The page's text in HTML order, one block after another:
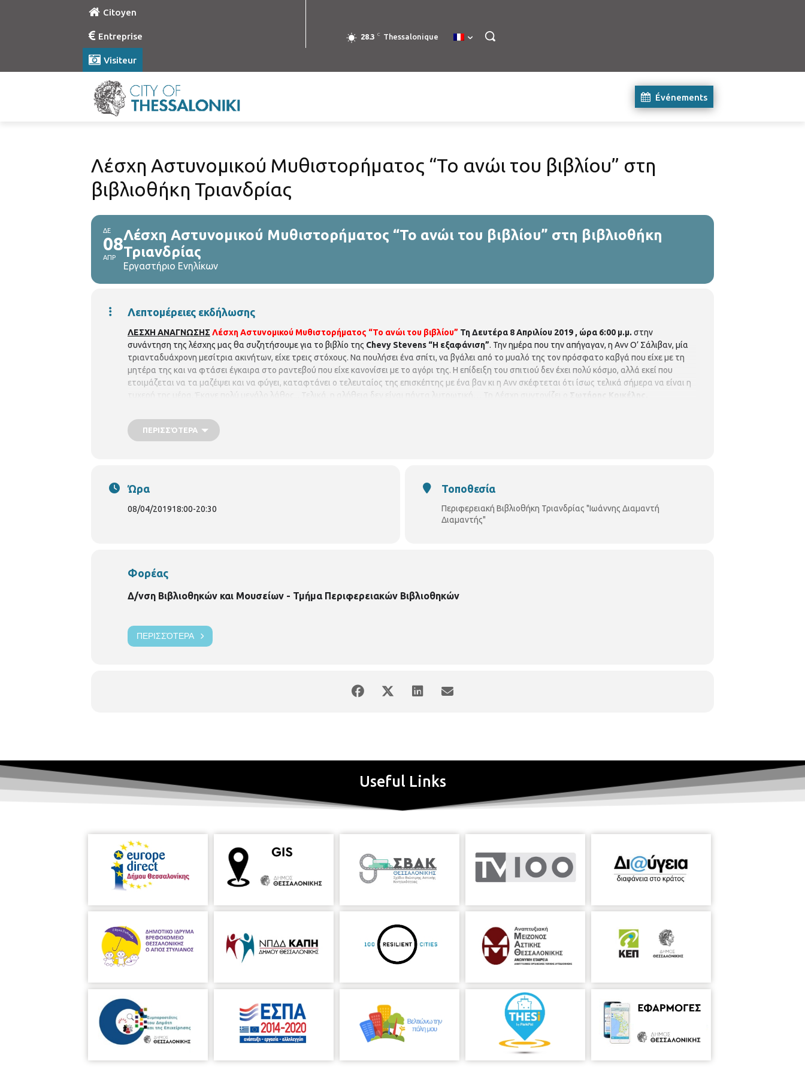
Citoyen
Entreprise
Visiteur
28.3 C Thessalonique
Événements
Λέσχη Αστυνομικού Μυθιστορήματος “Το ανώι του βιβλίου” στη
βιβλιοθήκη Τριανδρίας
ΔΕ
08
ΑΠΡ
Λέσχη Αστυνομικού Μυθιστορήματος “Το ανώι του βιβλίου” στη βιβλιοθήκη
Τριανδρίας
Εργαστήριο Ενηλίκων
Λεπτομέρειες εκδήλωσης
ΛΕΣΧΗ ΑΝΑΓΝΩΣΗΣ Λέσχη Αστυνομικού Μυθιστορήματος “Το ανώι του βιβλίου” Τη Δευτέρα 8Απριλίου 2019 , ώρα 6:00 μ.μ. στην
συνάντηση της λέσχης μας θα συζητήσουμε για το βιβλίο της Chevy Stevens “Η εξαφάνιση”. Την ηµέρα που την απήγαγαν, η Aνν Ο’ Σάλιβαν, µία
τριανταδυάχρονη µεσίτρια ακινήτων, είχε τρεις στόχους. Να πουλήσει ένα σπίτι, να βγάλει από το µυαλό της τον πρόσφατο καβγά που είχε µε τη
µητέρα της και να φτάσει έγκαιρα στο ραντεβού που είχε κανονίσει µε το αγόρι της. Η επίδειξη του σπιτιού δεν έχει πολύ κόσµο, αλλά εκεί που
ετοιµάζεται να τα µαζέψει και να φύγει, καταφτάνει ο τελευταίος της επισκέπτης µε ένα βαν κι η Aνν σκέφτεται ότι ίσως τελικά σήµερα να είναι η
τυχερή της µέρα. Έκανε πολύ µεγάλο λάθος... Τελικά, η αλήθεια δεν είναι πάντα λυτρωτική… Τη Λέσχη συντονίζει ο
Σωτήρης Κρικέλης.
Τρίτη : 2:00 μ.μ. - 8:30 μ.μ. Τετάρτη - Πέμπτη - Παρασκευή : 8.00 π.μ.- 3.00 μ.μ Η
βιβλιοθηκών του Δήμου Θεσσαλονίκης. Διεύθυνση Βιβλιοθηκών και Μουσείων Τμήμα Περιφερειακών Βιβλιοθηκών
ΠΕΡΙΣΣΌΤΕΡΑ
Ώρα
08/04/201918:00-20:30
Τοποθεσία
Περιφερειακή Βιβλιοθήκη Τριανδρίας "Ιωάννης Διαμαντή
Διαμαντής"
Φορέας
Δ/νση Βιβλιοθηκών και Μουσείων - Τμήμα Περιφερειακών Βιβλιοθηκών
ΠΕΡΙΣΣΌΤΕΡΑ
Useful Links